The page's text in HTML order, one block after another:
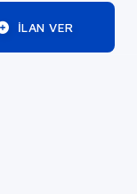
ILAN VER